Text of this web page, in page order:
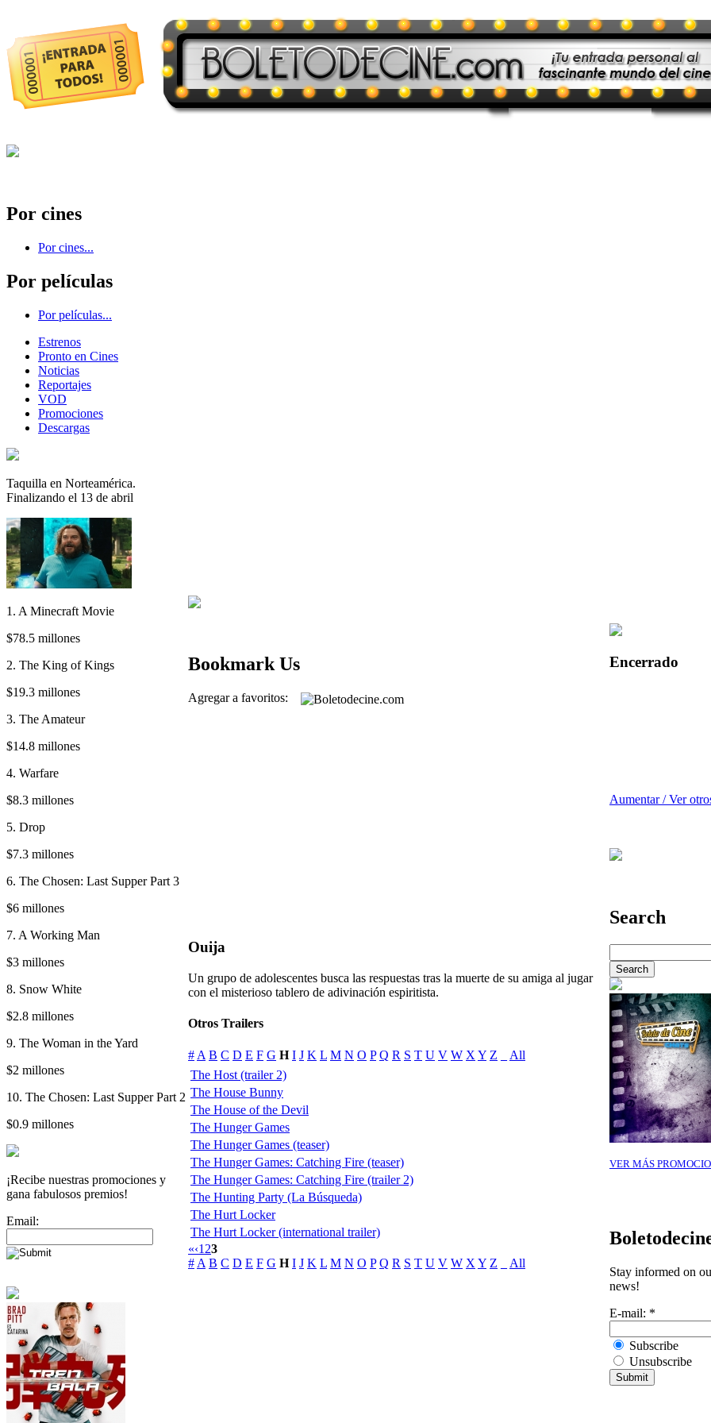
Por cines
Por cines...
Por películas
Por películas...
Estrenos
Pronto en Cines
Noticias
Reportajes
VOD
Promociones
Descargas
Taquilla en Norteamérica.
Finalizando el 13 de abril
1. A Minecraft Movie
$78.5 millones
2. The King of Kings
$19.3 millones
3. The Amateur
$14.8 millones
4. Warfare
$8.3 millones
5. Drop
$7.3 millones
6. The Chosen: Last Supper Part 3
$6 millones
7. A Working Man
$3 millones
8. Snow White
$2.8 millones
9. The Woman in the Yard
$2 millones
10. The Chosen: Last Supper Part 2
$0.9 millones
¡Recibe nuestras promociones y
gana fabulosos premios!
Email:
Bookmark Us
Agregar a favoritos:
Ouija
Un grupo de adolescentes busca las respuestas tras la muerte de su amiga al jugar
con el misterioso tablero de adivinación espiritista.
Otros Trailers
# A B C D E F G H I J K L M N O P Q R S T U V W X Y Z
All
The Host (trailer 2)
The House Bunny
The House of the Devil
The Hunger Games
The Hunger Games (teaser)
The Hunger Games: Catching Fire (teaser)
The Hunger Games: Catching Fire (trailer 2)
The Hunting Party (La Búsqueda)
The Hurt Locker
The Hurt Locker (international trailer)
«‹1 23
# A B C D E F G H I J K L M N O P Q R S T U V W X Y Z All
Encerrado
Aumentar / Ver
Search
VER MÁS
Stay informed on
news!
E-mail: *
Subscribe
Unsubscribe